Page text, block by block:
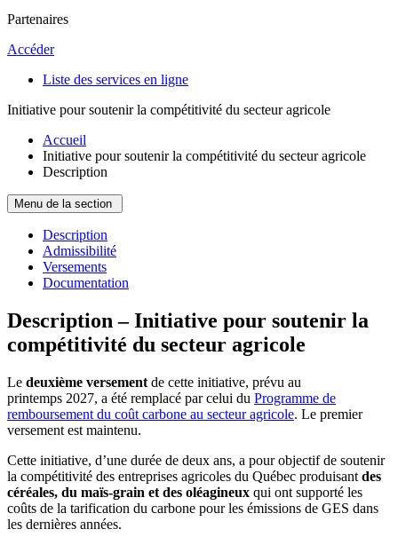
Partenaires
Accéder
Liste des services en ligne
Initiative pour soutenir la compétitivité du secteur agricole
Accueil
Initiative pour soutenir la compétitivité du secteur agricole
Description
Menu de la section
Description
Admissibilité
Versements
Documentation
Description – Initiative pour soutenir la
compétitivité du secteur agricole
Le deuxième versement de cette initiative, prévu au
printemps 2027, a été remplacé par celui du Programme de
remboursement du coût carbone au secteur agricole. Le premier
versement est maintenu.
Cette initiative, d’une durée de deux ans, a pour objectif de soutenir
la compétitivité des entreprises agricoles du Québec produisant des
céréales, du maïs-grain et des oléagineux qui ont supporté les
coûts de la tarification du carbone pour les émissions de GES dans
les dernières années.